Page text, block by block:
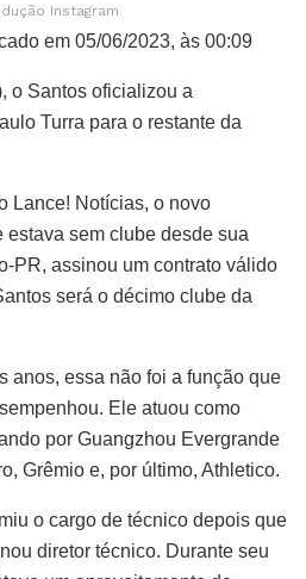
Instagram
em 05/06/2023, às 00:09
o Santos oficializou a
Turra para o restante da
Lance! Notícias, o novo
estava sem clube desde sua
PR, assinou um contrato válido
será o décimo clube da
anos, essa não foi a função que
Ele atuou como
por Guangzhou Evergrande
Grêmio e, por último, Athletico.
o cargo de técnico depois que
diretor técnico. Durante seu